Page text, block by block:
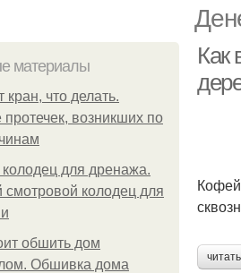
материалы
кран, что делать.
протечек, возникших по
для дренажа.
колодец для
обшить дом
Обшивка дома
Как